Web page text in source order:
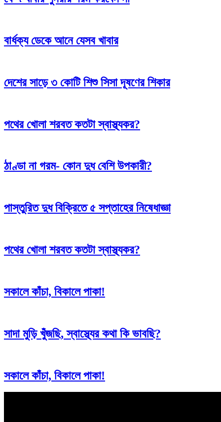
বার্ধক্য ডেকে আনে যেসব খাবার
দেশের সাড়ে ৩ কোটি শিশু সিসা দূষণের শিকার
পথের খোলা শরবত কতটা স্বাস্থ্যকর?
ঠাণ্ডা না গরম- কোন দুধ বেশি উপকারী?
পাস্তুরিত দুধ বিক্রিতে ৫ সপ্তাহের নিষেধাজ্ঞা
পথের খোলা শরবত কতটা স্বাস্থ্যকর?
সকালে কাঁচা, বিকালে পাকা!
সাদা মুড়ি খুঁজছি, স্বাস্থ্যের কথা কি ভাবছি?
সকালে কাঁচা, বিকালে পাকা!